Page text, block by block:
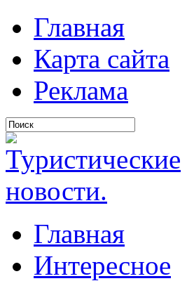
Главная
Карта сайта
Реклама
Главная
Интересное